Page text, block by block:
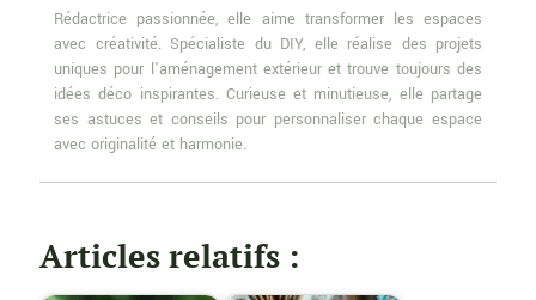
Rédactrice passionnée, elle aime transformer les espaces
avec créativité. Spécialiste du DIY, elle réalise des projets
uniques pour l'aménagement extérieur et trouve toujours des
idées déco inspirantes. Curieuse et minutieuse, elle partage
ses astuces et conseils pour personnaliser chaque espace
avec originalité et harmonie.
Articles relatifs :